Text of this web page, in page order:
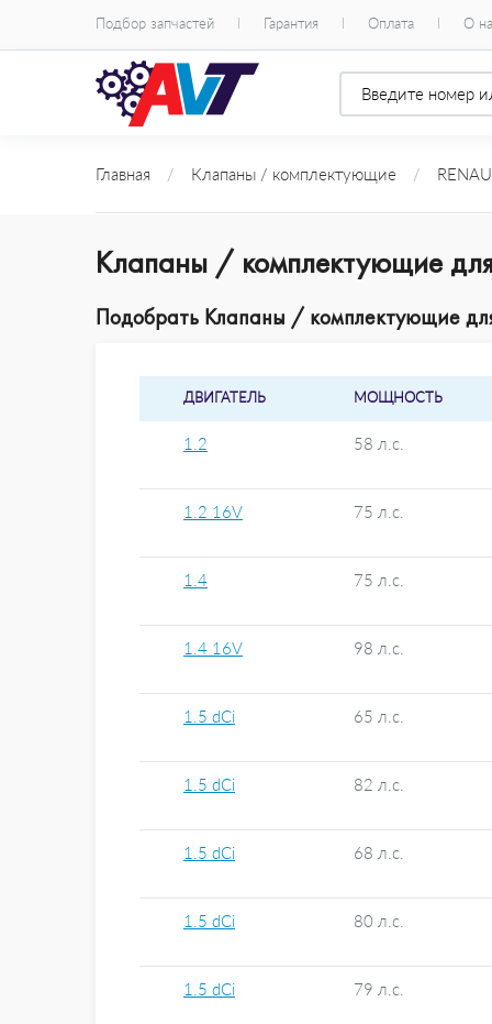
Подбор запчастей Гарантия Оплата О
Главная / Клапаны / комплектующие /
Клапаны / комплектующие
Подобрать Клапаны / комплектующие
ДВИГАТЕЛЬ МОЩНОСТЬ
1.2 58 л.с.
1.2 16V 75 л.с.
1.4 75 л.с.
1.4 16V 98 л.с.
1.5 dCi 65 л.с.
1.5 dCi 82 л.с.
1.5 dCi 68 л.с.
1.5 dCi 80 л.с.
1.5 dCi 79 л.с.